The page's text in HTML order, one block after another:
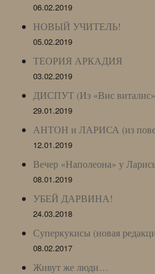
06.02.2019
НОВЫЙ УЧИТЕЛЬ!
05.02.2019
ТЕОРИЯ АРКАДИЯ
03.02.2019
ДИСПУТ (Из «Вис
29.01.2019
АНТОН и ЛАРИСА (из
12.01.2019
Вечер «Наполеона» у
08.01.2019
УБЕЙ ДАРВИНА!
24.03.2018
Суперкукисы (новая
08.02.2017
Живут же люди…